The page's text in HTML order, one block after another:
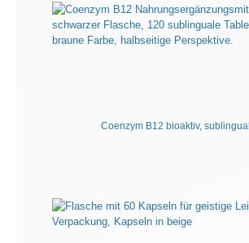
Coenzym B12 bioaktiv, sublingual